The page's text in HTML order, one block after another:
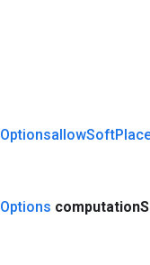
OptionsallowSoft
Options computation